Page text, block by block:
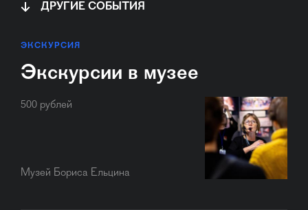
ДРУГИЕ СОБЫТИЯ
ЭКСКУРСИЯ
Экскурсии в музее
500 рублей
Музей Бориса Ельцина